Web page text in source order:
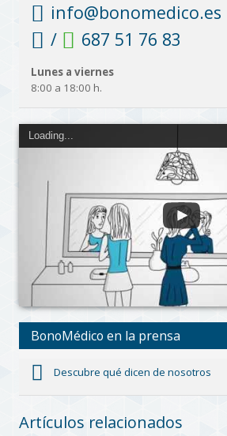
info@bonomedico.es
/
687 51 76 83
Lunes a viernes
8:00 a 18:00 h.
Loading...
BonoMédico en la prensa
Descubre qué dicen de nosotros
Artículos relacionados